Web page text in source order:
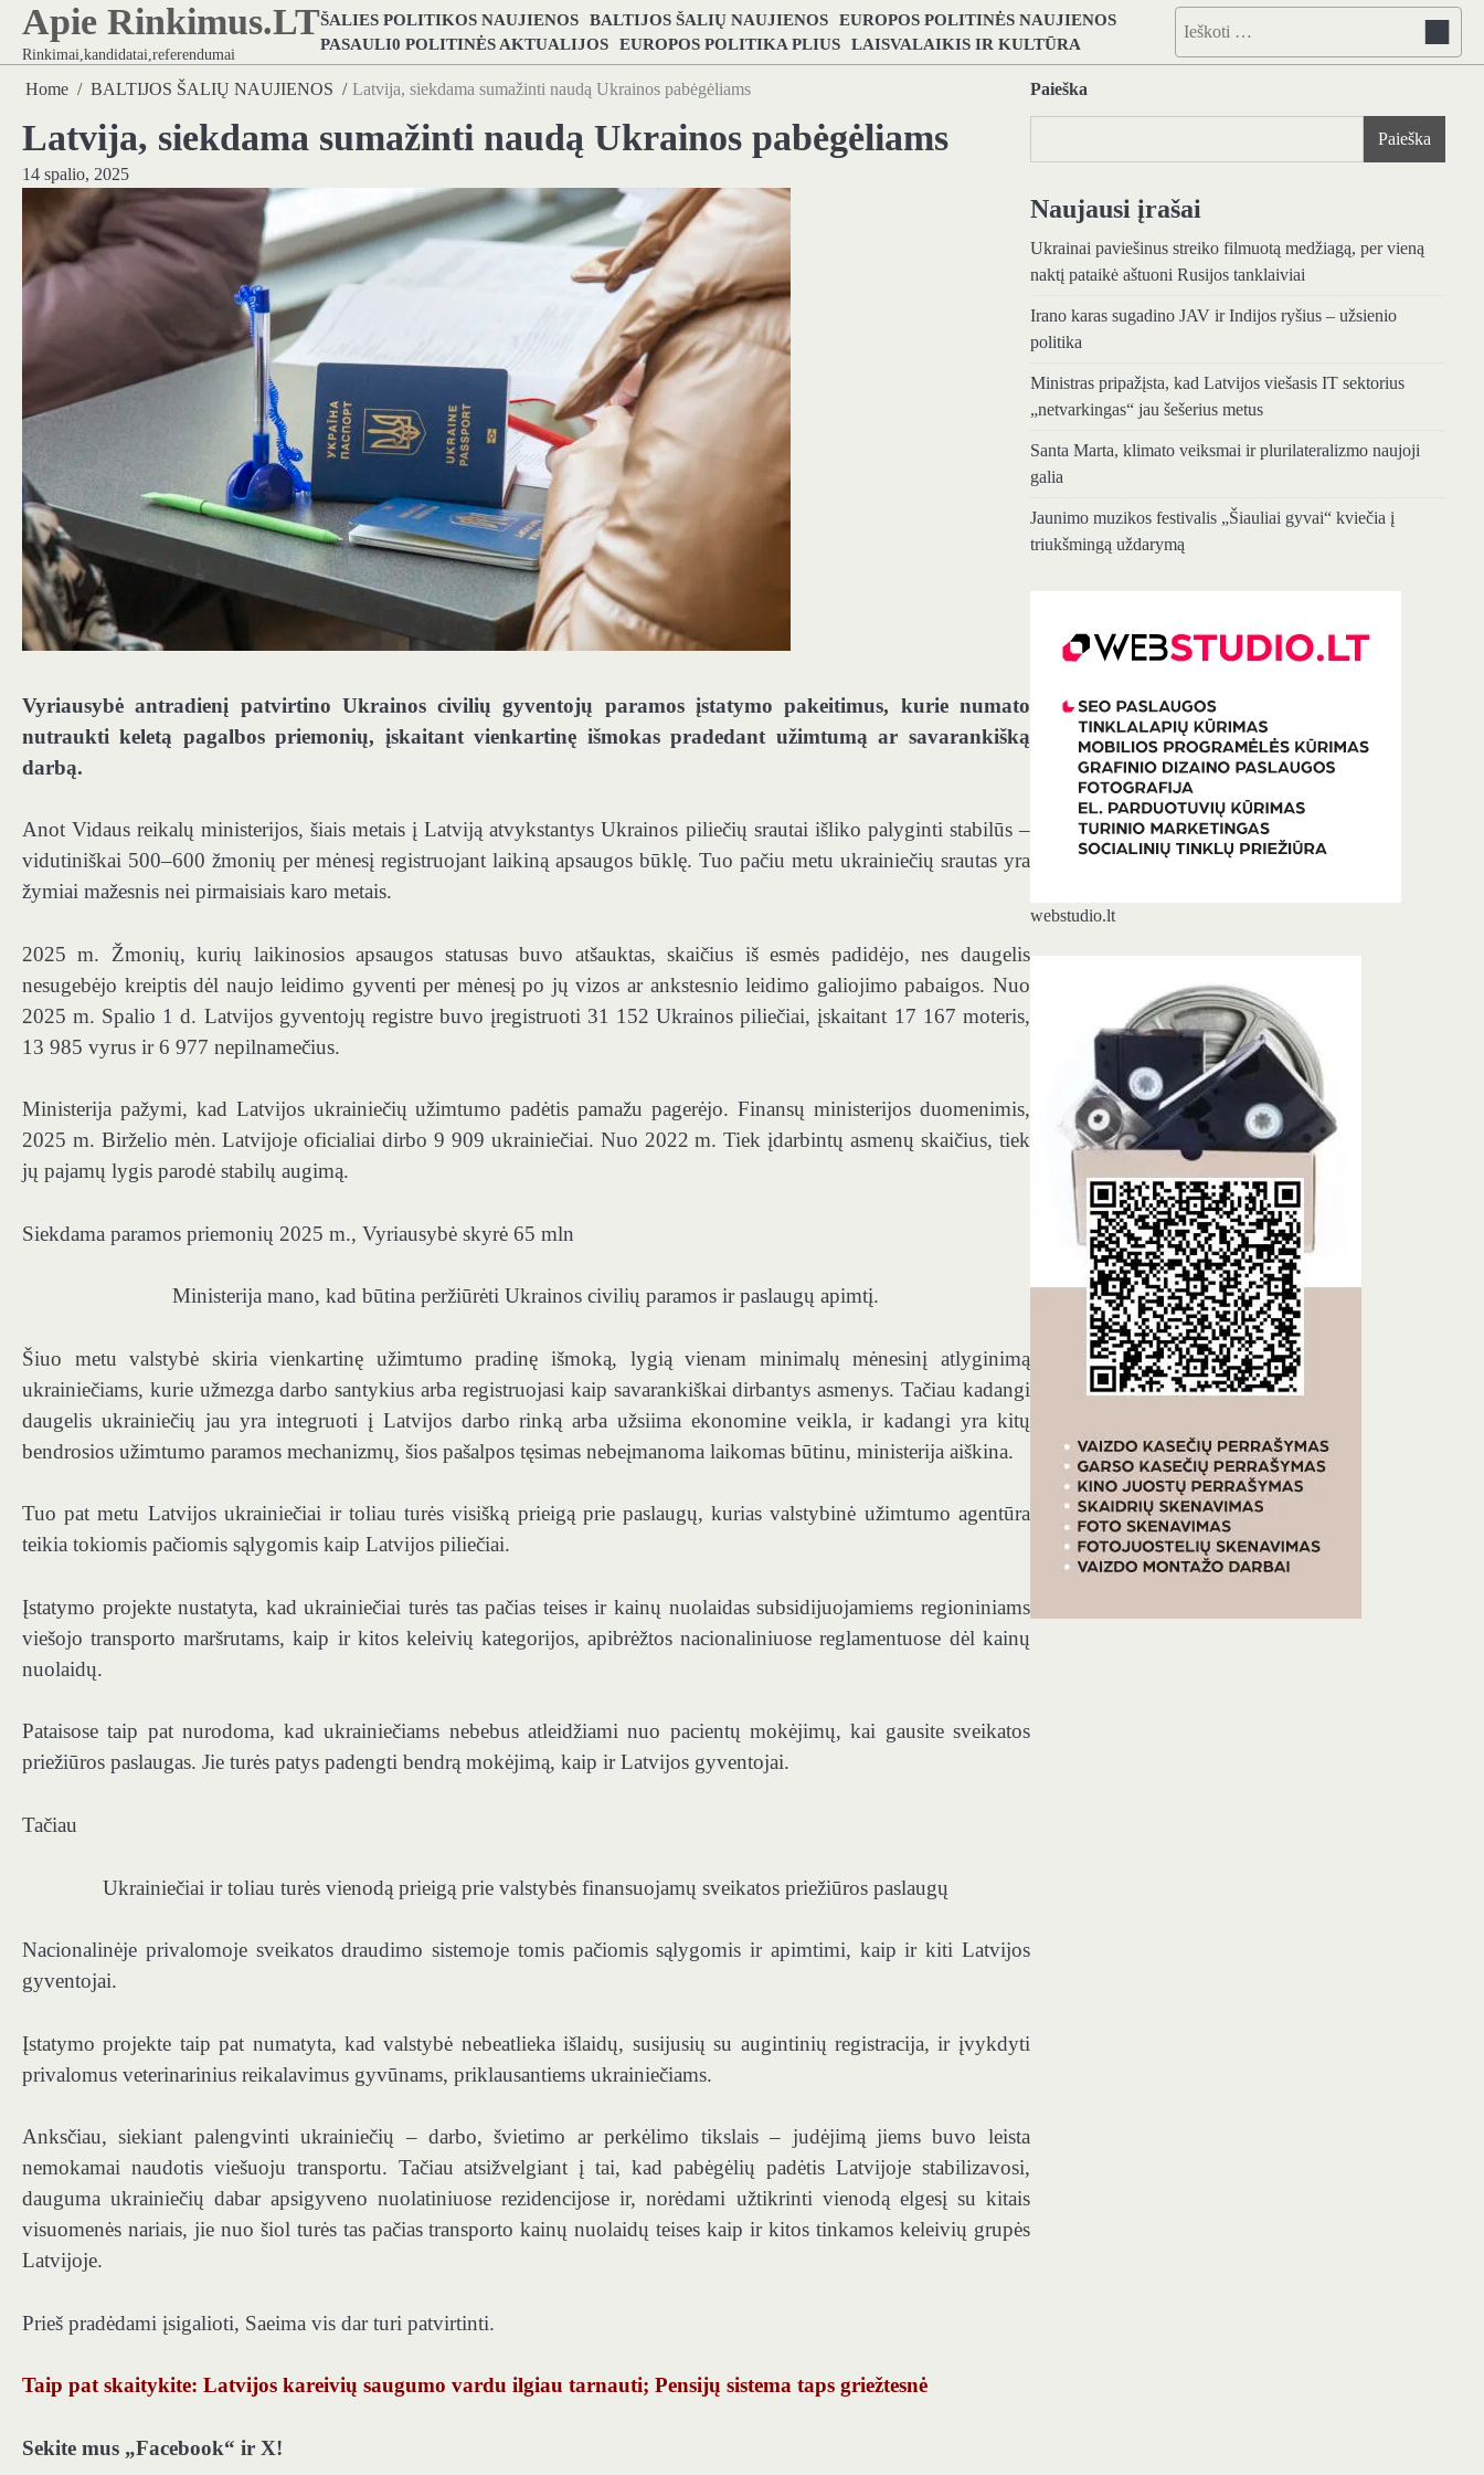
Skip
content
Apie Rinkimus.LT
Rinkimai,kandidatai,referendumai
ŠALIES POLITIKOS NAUJIENOS BALTIJOS ŠALIŲ NAUJIENOS EUROPOS POLITINĖS NAUJIENOS
PASAULI0 POLITINĖS AKTUALIJOS EUROPOS POLITIKA PLIUS LAISVALAIKIS IR KULTŪRA
Ieškoti:
Home BALTIJOS ŠALIŲ NAUJIENOS Latvija, siekdama sumažinti naudą Ukrainos pabėgėliams
Latvija, siekdama sumažinti naudą Ukrainos pabėgėliams
14 spalio, 2025
Vyriausybė antradienį patvirtino Ukrainos civilių gyventojų paramos įstatymo pakeitimus, kurie numato
nutraukti keletą pagalbos priemonių, įskaitant vienkartinę išmokas pradedant užimtumą ar savarankišką
darbą.
Anot Vidaus reikalų ministerijos, šiais metais į Latviją atvykstantys Ukrainos piliečių srautai išliko palyginti stabilūs –
vidutiniškai 500–600 žmonių per mėnesį registruojant laikiną apsaugos būklę. Tuo pačiu metu ukrainiečių srautas yra
žymiai mažesnis nei pirmaisiais karo metais.
2025 m. Žmonių, kurių laikinosios apsaugos statusas buvo atšauktas, skaičius iš esmės padidėjo, nes daugelis
nesugebėjo kreiptis dėl naujo leidimo gyventi per mėnesį po jų vizos ar ankstesnio leidimo galiojimo pabaigos. Nuo
2025 m. Spalio 1 d. Latvijos gyventojų registre buvo įregistruoti 31 152 Ukrainos piliečiai, įskaitant 17 167 moteris,
13 985 vyrus ir 6 977 nepilnamečius.
Ministerija pažymi, kad Latvijos ukrainiečių užimtumo padėtis pamažu pagerėjo. Finansų ministerijos duomenimis,
2025 m. Birželio mėn. Latvijoje oficialiai dirbo 9 909 ukrainiečiai. Nuo 2022 m. Tiek įdarbintų asmenų skaičius, tiek
jų pajamų lygis parodė stabilų augimą.
Siekdama paramos priemonių 2025 m., Vyriausybė skyrė 65 mln
Ministerija mano, kad būtina peržiūrėti Ukrainos civilių paramos ir paslaugų apimtį.
Šiuo metu valstybė skiria vienkartinę užimtumo pradinę išmoką, lygią vienam minimalų mėnesinį atlyginimą
ukrainiečiams, kurie užmezga darbo santykius arba registruojasi kaip savarankiškai dirbantys asmenys. Tačiau kadangi
daugelis ukrainiečių jau yra integruoti į Latvijos darbo rinką arba užsiima ekonomine veikla, ir kadangi yra kitų
bendrosios užimtumo paramos mechanizmų, šios pašalpos tęsimas nebeįmanoma laikomas būtinu, ministerija aiškina.
Tuo pat metu Latvijos ukrainiečiai ir toliau turės visišką prieigą prie paslaugų, kurias valstybinė užimtumo agentūra
teikia tokiomis pačiomis sąlygomis kaip Latvijos piliečiai.
Įstatymo projekte nustatyta, kad ukrainiečiai turės tas pačias teises ir kainų nuolaidas subsidijuojamiems regioniniams
viešojo transporto maršrutams, kaip ir kitos keleivių kategorijos, apibrėžtos nacionaliniuose reglamentuose dėl kainų
nuolaidų.
Pataisose taip pat nurodoma, kad ukrainiečiams nebebus atleidžiami nuo pacientų mokėjimų, kai gausite sveikatos
priežiūros paslaugas. Jie turės patys padengti bendrą mokėjimą, kaip ir Latvijos gyventojai.
Tačiau
Ukrainiečiai ir toliau turės vienodą prieigą prie valstybės finansuojamų sveikatos priežiūros paslaugų
Nacionalinėje privalomoje sveikatos draudimo sistemoje tomis pačiomis sąlygomis ir apimtimi, kaip ir kiti Latvijos
gyventojai.
Įstatymo projekte taip pat numatyta, kad valstybė nebeatlieka išlaidų, susijusių su augintinių registracija, ir įvykdyti
privalomus veterinarinius reikalavimus gyvūnams, priklausantiems ukrainiečiams.
Anksčiau, siekiant palengvinti ukrainiečių – darbo, švietimo ar perkėlimo tikslais – judėjimą jiems buvo leista
nemokamai naudotis viešuoju transportu. Tačiau atsižvelgiant į tai, kad pabėgėlių padėtis Latvijoje stabilizavosi,
dauguma ukrainiečių dabar apsigyveno nuolatiniuose rezidencijose ir, norėdami užtikrinti vienodą elgesį su kitais
visuomenės nariais, jie nuo šiol turės tas pačias transporto kainų nuolaidų teises kaip ir kitos tinkamos keleivių grupės
Latvijoje.
Prieš pradėdami įsigalioti, Saeima vis dar turi patvirtinti.
Taip pat skaitykite: Latvijos kareivių saugumo vardu ilgiau tarnauti; Pensijų sistema taps griežtesnė
Sekite mus „Facebook“ ir X!
Paieška
Paieška
Naujausi įrašai
Ukrainai paviešinus streiko filmuotą medžiagą, per vieną
naktį pataikė aštuoni Rusijos tanklaiviai
Irano karas sugadino JAV ir Indijos ryšius – užsienio
politika
Ministras pripažįsta, kad Latvijos viešasis IT sektorius
„netvarkingas“ jau šešerius metus
Santa Marta, klimato veiksmai ir plurilateralizmo naujoji
galia
Jaunimo muzikos festivalis „Šiauliai gyvai“ kviečia į
triukšmingą uždarymą
webstudio.lt